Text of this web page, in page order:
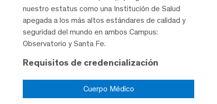
nuestro estatus como una Institución de Salud
apegada a los más altos estándares de calidad y
seguridad del mundo en ambos Campus:
Observatorio y Santa Fe.
Requisitos de credencialización
Cuerpo Médico